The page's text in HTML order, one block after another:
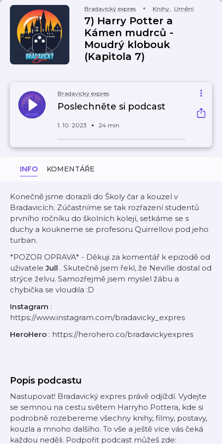
Bradavický expres Knihy, Umění
7) Harry Potter a
Kámen mudrců -
Moudrý klobouk
(Kapitola 7)
Bradavický expres
Poslechněte si podcast
1. 10. 2023 24 min
INFO KOMENTÁŘE
Konečně jsme dorazili do Školy čar a kouzel v
Bradavicích. Zúčastníme se tak rozřazení studentů
prvního ročníku do školních kolejí, setkáme se s
duchy a koukneme se profesoru Quirrellovi pod jeho
turban.
*POZOR OPRAVA* - Děkuji za komentář k epizodě od
uživateleJull . Skutečně jsem řekl, že Neville dostal od
strýce želvu. Samozřejmě jsem myslel žábu a
chybička se vloudila :D
Instagram :
https://www.instagram.com/bradavicky_expres
HeroHero : https://herohero.co/bradavickyexpres
Popis podcastu
Nastupovat! Bradavický expres právě odjíždí. Vydejte
se semnou na cestu světem Harryho Pottera, kde si
podrobně rozebereme všechny knihy, filmy, postavy,
kouzla a mnoho dalšího. To vše a ještě více vás čeká
každou neděli. Podpořit podcast můžeš zde: